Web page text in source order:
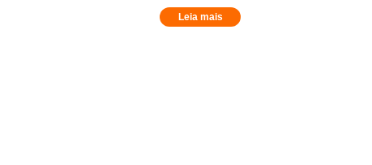
Leia mais